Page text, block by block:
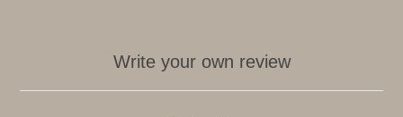
Write your own review